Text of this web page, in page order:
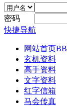
密码
快捷导航
网站首页
玄机资料
高手资料
文字资料
红字信箱
马会传真